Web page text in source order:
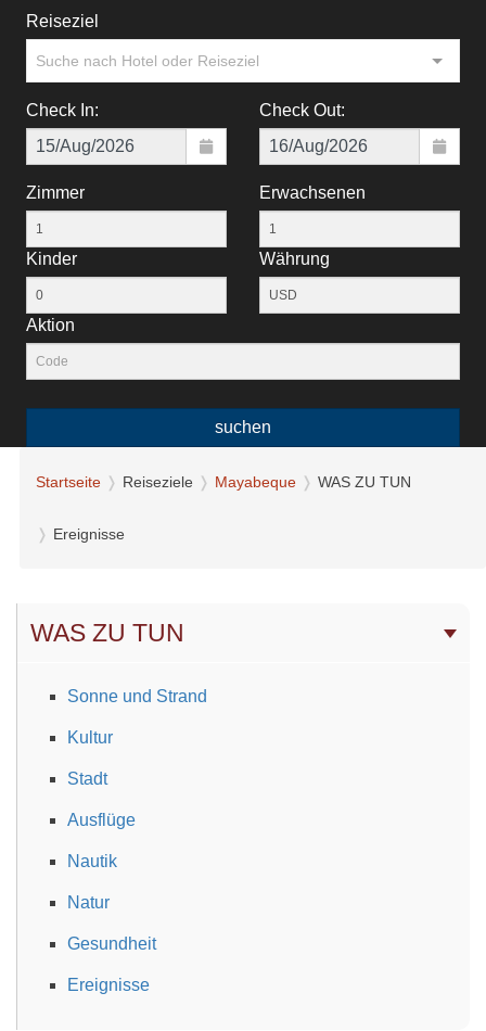
Reiseziel
Suche nach Hotel oder Reiseziel
Check In: Check Out:
Zimmer Erwachsenen
Kinder Währung
Aktion
suchen
Startseite Reiseziele Mayabeque WAS ZU TUN
Ereignisse
WAS ZU TUN
Sonne und Strand
Kultur
Stadt
Ausflüge
Nautik
Natur
Gesundheit
Ereignisse